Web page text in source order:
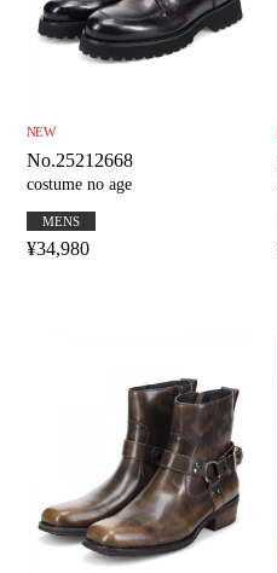
NEW
No.25212668
costume no age
MENS
¥34,980